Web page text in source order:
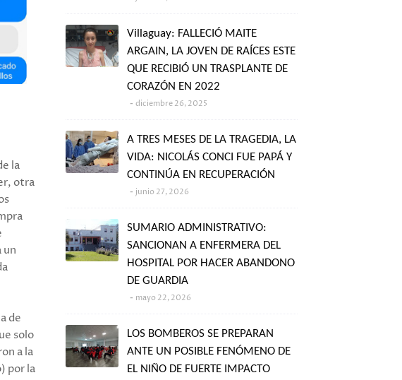
la
otra
un
de
solo
a la
por la
Villaguay: FALLECIÓ MAITE
ARGAIN, LA JOVEN DE RAÍCES ESTE
QUE RECIBIÓ UN TRASPLANTE DE
CORAZÓN EN 2022
diciembre 26, 2025
A TRES MESES DE LA TRAGEDIA, LA
VIDA: NICOLÁS CONCI FUE PAPÁ Y
CONTINÚA EN RECUPERACIÓN
junio 27, 2026
SUMARIO ADMINISTRATIVO:
SANCIONAN A ENFERMERA DEL
HOSPITAL POR HACER ABANDONO
DE GUARDIA
mayo 22, 2026
LOS BOMBEROS SE PREPARAN
ANTE UN POSIBLE FENÓMENO DE
EL NIÑO DE FUERTE IMPACTO